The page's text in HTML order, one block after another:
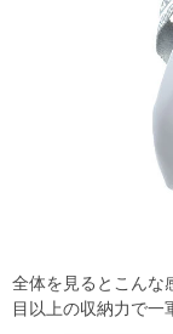
全体を見るとこんな
目以上の収納力で